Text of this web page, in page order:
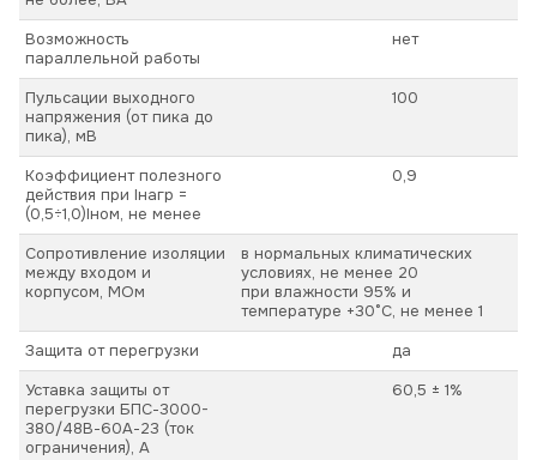
Возможность
параллельной работы
нет
Пульсации выходного
напряжения (от пика до
пика), мВ
100
Коэффициент полезного
действия при Iнагр =
(0,5÷1,0)Iном, не менее
0,9
Сопротивление изоляции
между входом и
корпусом, МОм
в нормальных климатических
условиях, не менее 20
при влажности 95% и
температуре +30°С, не менее 1
Защита от перегрузки
да
Уставка защиты от
перегрузки БПС-3000-
380/48В-60А-23 (ток
ограничения), А
60,5 ± 1%